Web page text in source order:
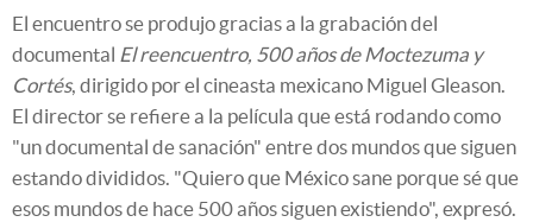
El encuentro se produjo gracias a la grabación del
documental El reencuentro, 500 años de Moctezuma y
Cortés, dirigido por el cineasta mexicano Miguel Gleason.
El director se refiere a la película que está rodando como
"un documental de sanación" entre dos mundos que siguen
estando divididos. "Quiero que México sane porque sé que
esos mundos de hace 500 años siguen existiendo", expresó.